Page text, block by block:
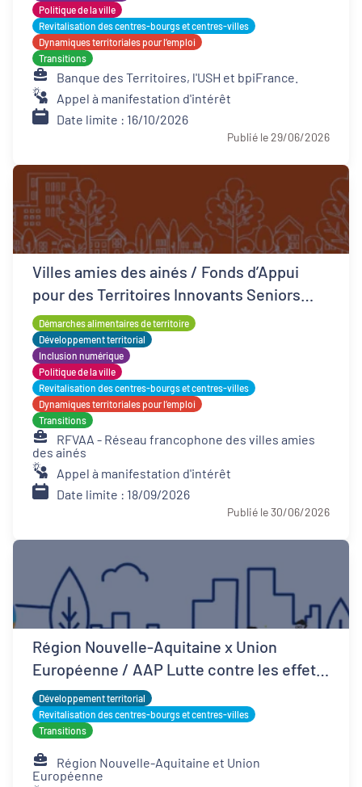
Politique de la ville
Revitalisation des centres-bourgs et centres-villes
Dynamiques territoriales pour l’emploi
Transitions
Banque des Territoires, l'USH et bpiFrance.
Appel à manifestation d'intérêt
Date limite : 16/10/2026
Publié le 29/06/2026
Villes amies des ainés / Fonds d’Appui
pour des Territoires Innovants Seniors
(FATIS)
Démarches alimentaires de territoire
Développement territorial
Inclusion numérique
Politique de la ville
Revitalisation des centres-bourgs et centres-villes
Dynamiques territoriales pour l’emploi
Transitions
RFVAA - Réseau francophone des villes amies
des ainés
Appel à manifestation d'intérêt
Date limite : 18/09/2026
Publié le 30/06/2026
Région Nouvelle-Aquitaine x Union
Européenne / AAP Lutte contre les effets
d'îlots de chaleur urbains
Développement territorial
Revitalisation des centres-bourgs et centres-villes
Transitions
Région Nouvelle-Aquitaine et Union
Européenne